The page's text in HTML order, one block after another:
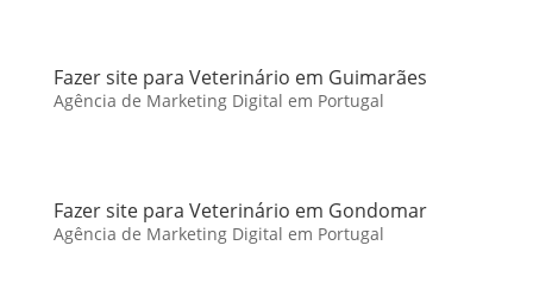
Fazer site para Veterinário em Guimarães
Agência de Marketing Digital em Portugal
Fazer site para Veterinário em Gondomar
Agência de Marketing Digital em Portugal